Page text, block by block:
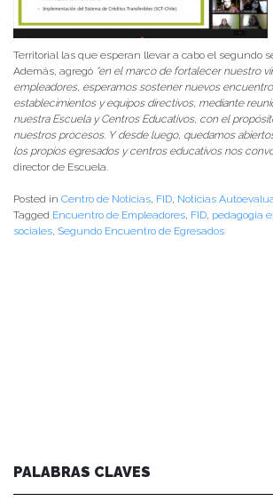
Territorial las que esperan llevar a cabo el segundo
Además, agregó “en el marco de fortalecer nuestro
empleadores, esperamos sostener nuevos
establecimientos y equipos directivos, mediante
nuestra Escuela y Centros Educativos, con el
nuestros procesos. Y desde luego, quedamos
los propios egresados y centros educativos nos
director de Escuela.
Posted in Centro de Noticias, FID, Noticias
Tagged Encuentro de Empleadores, FID, pedagogía
sociales, Segundo Encuentro de Egresados
PALABRAS CLAVES